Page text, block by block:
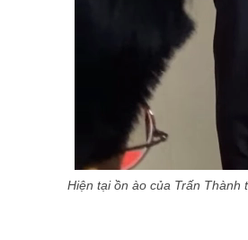
Hiện tại ồn ào của Trấn Thành